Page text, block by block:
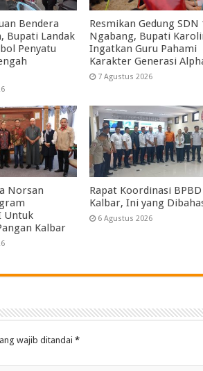
Bendera
Bupati Landak
Penyatu
Resmikan Gedung SDN
Ngabang, Bupati
Ingatkan Guru Pahami
Karakter Generasi
7 Agustus 2026
Norsan
Untuk
Kalbar
Rapat Koordinasi
Kalbar, Ini yang
6 Agustus 2026
wajib ditandai *